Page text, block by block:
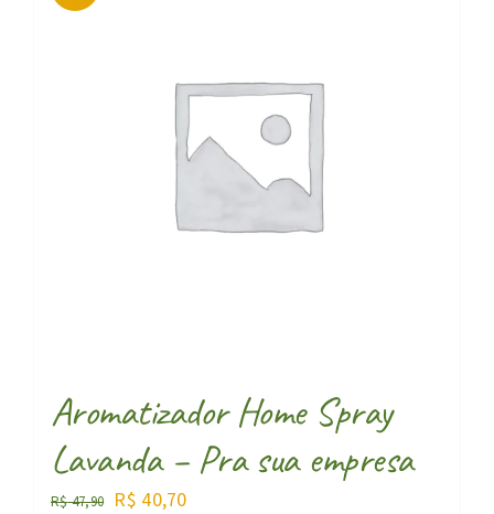
Aromatizador Home Spray
Lavanda – Pra sua empresa
R$47,90
O
R$ 40,70O